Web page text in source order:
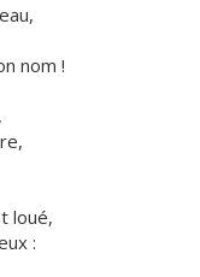
nom !
loué,
: